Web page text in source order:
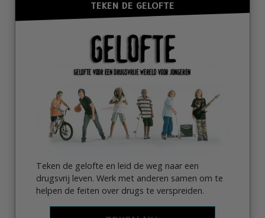
TEKEN DE GELOFTE
Teken de gelofte en leid de weg naar een
drugsvrij leven. Werk met anderen samen om te
helpen de feiten over drugs te verspreiden.